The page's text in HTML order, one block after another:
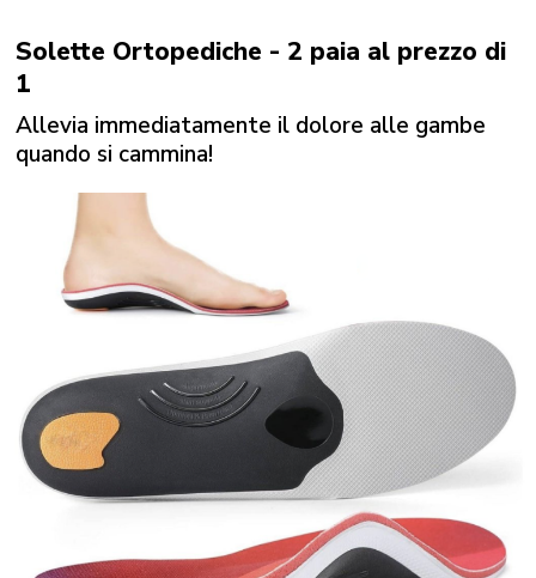
Solette Ortopediche - 2 paia al prezzo di
1
Allevia immediatamente il dolore alle gambe
quando si cammina!